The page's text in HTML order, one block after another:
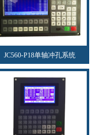
JC560-P18单轴冲孔系统